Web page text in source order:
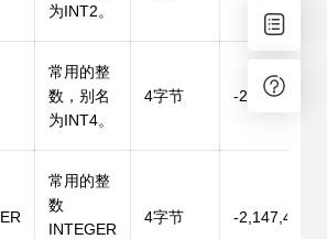
为INT2。
常用的整
数，别名
为INT4。
4字节 -
常用的整
数
INTEGER
4字节 -